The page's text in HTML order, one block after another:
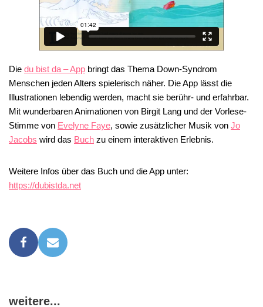
Die du bist da – App bringt das Thema Down-Syndrom
Menschen jeden Alters spielerisch näher. Die App lässt die
Illustrationen lebendig werden, macht sie berühr- und erfahrbar.
Mit wunderbaren Animationen von Birgit Lang und der Vorlese-
Stimme von Evelyne Faye, sowie zusätzlicher Musik von Jo
Jacobs wird das Buch zu einem interaktiven Erlebnis.
Weitere Infos über das Buch und die App unter:
https://dubistda.net
weitere...